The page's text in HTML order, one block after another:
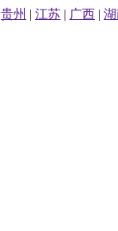
贵州 | 江苏 | 广西 |